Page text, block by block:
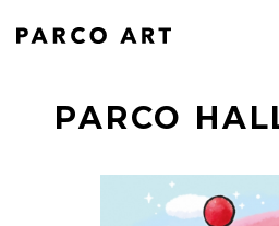
PARCO